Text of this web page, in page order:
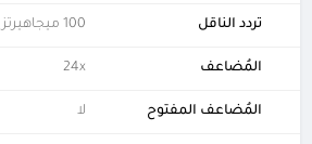
تردد الناقل 100 ميجاهيرتز
المُضاعف 24x
المُضاعف المفتوح لا